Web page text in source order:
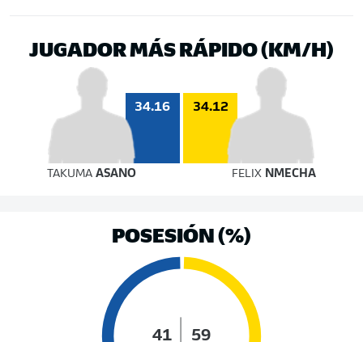
JUGADOR MÁS RÁPIDO (KM/H)
34.16 34.12
TAKUMA ASANO FELIX NMECHA
POSESIÓN (%)
41 59